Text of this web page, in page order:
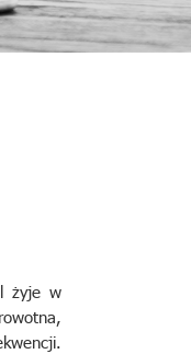
żyje w